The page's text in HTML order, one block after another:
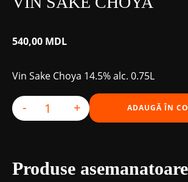
540,00 MDL
Vin Sake Choya 14.5% alc. 0.75L
Cantitate Vin Sake Choya
- + ADAUGĂ ÎN
Produse asemanatoare